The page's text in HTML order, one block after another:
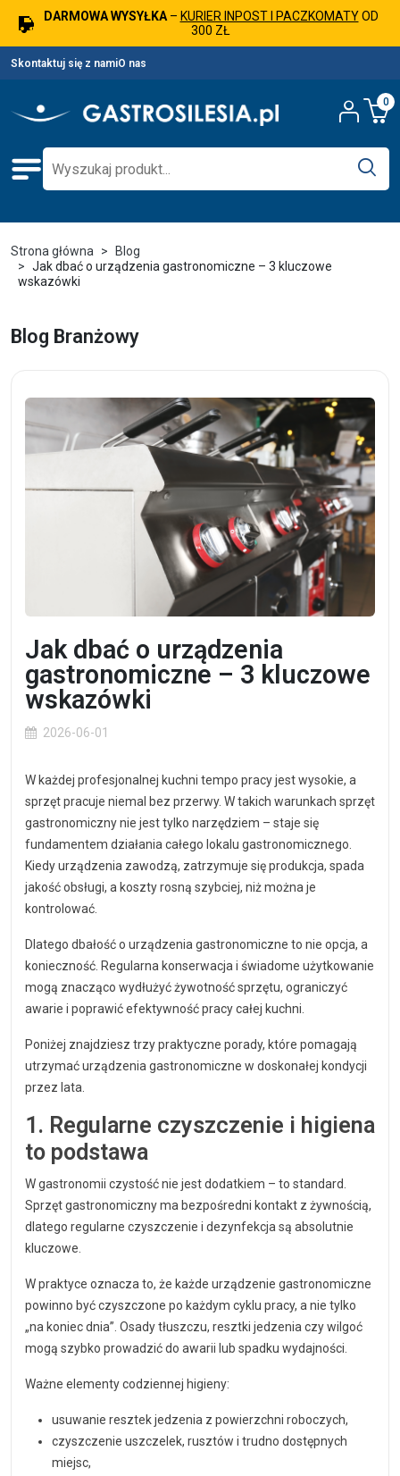
DARMOWA WYSYŁKA– KURIER INPOST I PACZKOMATYOD
300 ZŁ
Skontaktuj się z namiO nas
0
Strona główna
Blog
Jak dbać o urządzenia gastronomiczne – 3 kluczowe
wskazówki
Blog Branżowy
Jak dbać o urządzenia
gastronomiczne – 3 kluczowe
wskazówki
2026-06-01
W każdej profesjonalnej kuchni tempo pracy jest wysokie, a
sprzęt pracuje niemal bez przerwy. W takich warunkach sprzęt
gastronomiczny nie jest tylko narzędziem – staje się
fundamentem działania całego lokalu gastronomicznego.
Kiedy urządzenia zawodzą, zatrzymuje się produkcja, spada
jakość obsługi, a koszty rosną szybciej, niż można je
kontrolować.
Dlatego dbałość o urządzenia gastronomiczne to nie opcja, a
konieczność. Regularna konserwacja i świadome użytkowanie
mogą znacząco wydłużyć żywotność sprzętu, ograniczyć
awarie i poprawić efektywność pracy całej kuchni.
Poniżej znajdziesz trzy praktyczne porady, które pomagają
utrzymać urządzenia gastronomiczne w doskonałej kondycji
przez lata.
1. Regularne czyszczenie i higiena
to podstawa
W gastronomii czystość nie jest dodatkiem – to standard.
Sprzęt gastronomiczny ma bezpośredni kontakt z żywnością,
dlatego regularne czyszczenie i dezynfekcja są absolutnie
kluczowe.
W praktyce oznacza to, że każde urządzenie gastronomiczne
powinno być czyszczone po każdym cyklu pracy, a nie tylko
„na koniec dnia”. Osady tłuszczu, resztki jedzenia czy wilgoć
mogą szybko prowadzić do awarii lub spadku wydajności.
Ważne elementy codziennej higieny:
usuwanie resztek jedzenia z powierzchni roboczych,
czyszczenie uszczelek, rusztów i trudno dostępnych
miejsc,